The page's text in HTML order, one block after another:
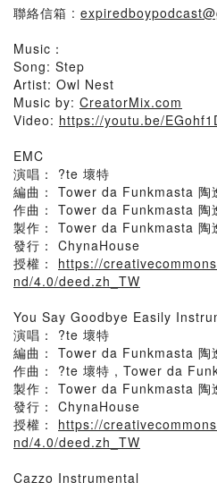
聯絡信箱 :
Music：
Song: Step
Artist: Owl Nest
Music by: CreatorMix.com
Video: https://youtu.be/
EMC
演唱： ?te 壞特
編曲： Tower da Funkmasta 陶
作曲： Tower da Funkmasta 陶
製作： Tower da Funkmasta 陶
發行： ChynaHouse
授權： https://
nd/4.0/deed.zh_TW
You Say Goodbye Easily
演唱： ?te 壞特
編曲： Tower da Funkmasta 陶
作曲： ?te 壞特 , Tower da
製作： Tower da Funkmasta 陶
發行： ChynaHouse
授權： https://
nd/4.0/deed.zh_TW
Cazzo Instrumental